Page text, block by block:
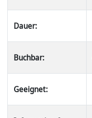
Dauer:
Buchbar:
Geeignet: